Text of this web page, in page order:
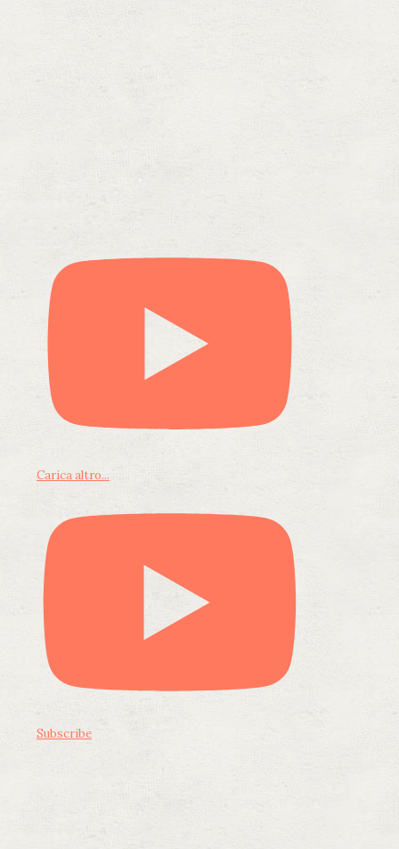
Carica altro...
Subscribe